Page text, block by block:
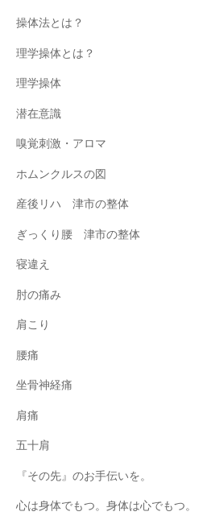
操体法とは？
理学操体とは？
理学操体
潜在意識
嗅覚刺激・アロマ
ホムンクルスの図
産後リハ 津市の整体
ぎっくり腰 津市の整体
寝違え
肘の痛み
肩こり
腰痛
坐骨神経痛
肩痛
五十肩
『その先』のお手伝いを。
心は身体でもつ。身体は心でもつ。